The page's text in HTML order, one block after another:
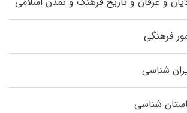
فرهنگی
شناسی
شناسی